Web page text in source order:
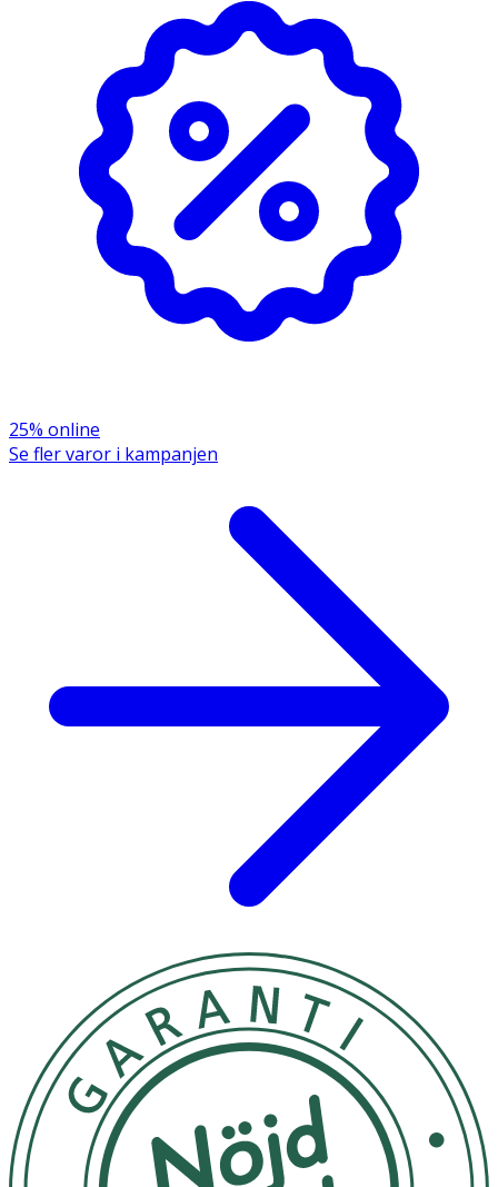
- Borsta tänderna i minst 2 minuter, två gånger dagligen.
- Det är rekommenderat att byta tandborste var tredje
- Extra soft.
Innehåll
1 tandborste medföljer.
25% online
Se fler varor i kampanjen